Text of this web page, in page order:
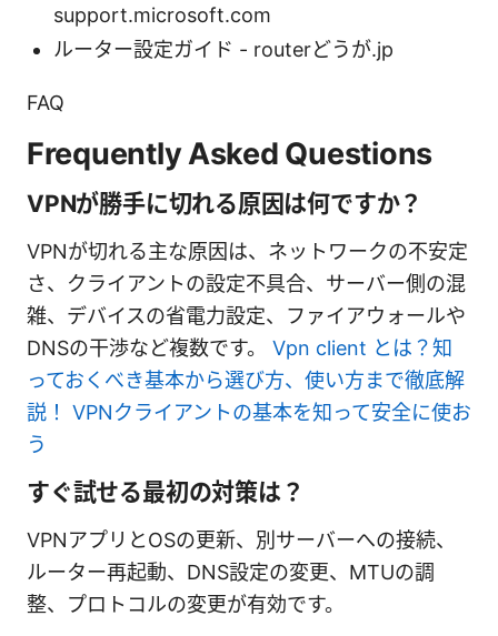
support.microsoft.com
ルーター設定ガイド - routerどうが.jp
FAQ
Frequently Asked Questions
VPNが勝手に切れる原因は何ですか？
VPNが切れる主な原因は、ネットワークの不安定
さ、クライアントの設定不具合、サーバー側の混
雑、デバイスの省電力設定、ファイアウォールや
DNSの干渉など複数です。 Vpn client とは？知
っておくべき基本から選び方、使い方まで徹底解
説！ VPNクライアントの基本を知って安全に使お
う
すぐ試せる最初の対策は？
VPNアプリとOSの更新、別サーバーへの接続、
ルーター再起動、DNS設定の変更、MTUの調
整、プロトコルの変更が有効です。